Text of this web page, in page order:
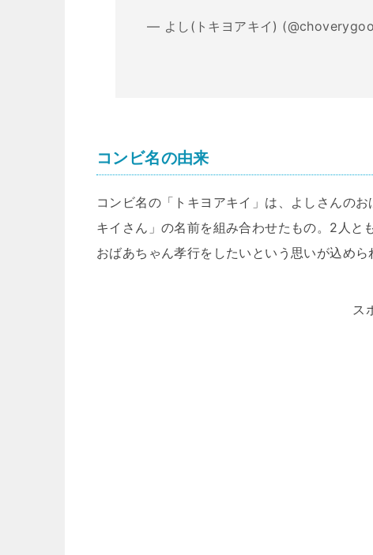
— よし(トキヨアキイ)
コンビ名の由来
コンビ名の「トキヨアキイ」は、よしさんの
キイさん」の名前を組み合わせたもの。2人と
おばあちゃん孝行をしたいという思いが込めら
ス